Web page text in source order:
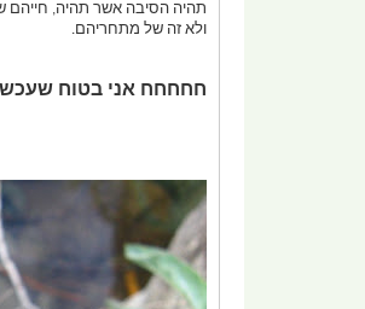
תהיה הסיבה אשר תהיה, חייהם
ולא זה של מתחריהם.
חחחחח אני בטוח